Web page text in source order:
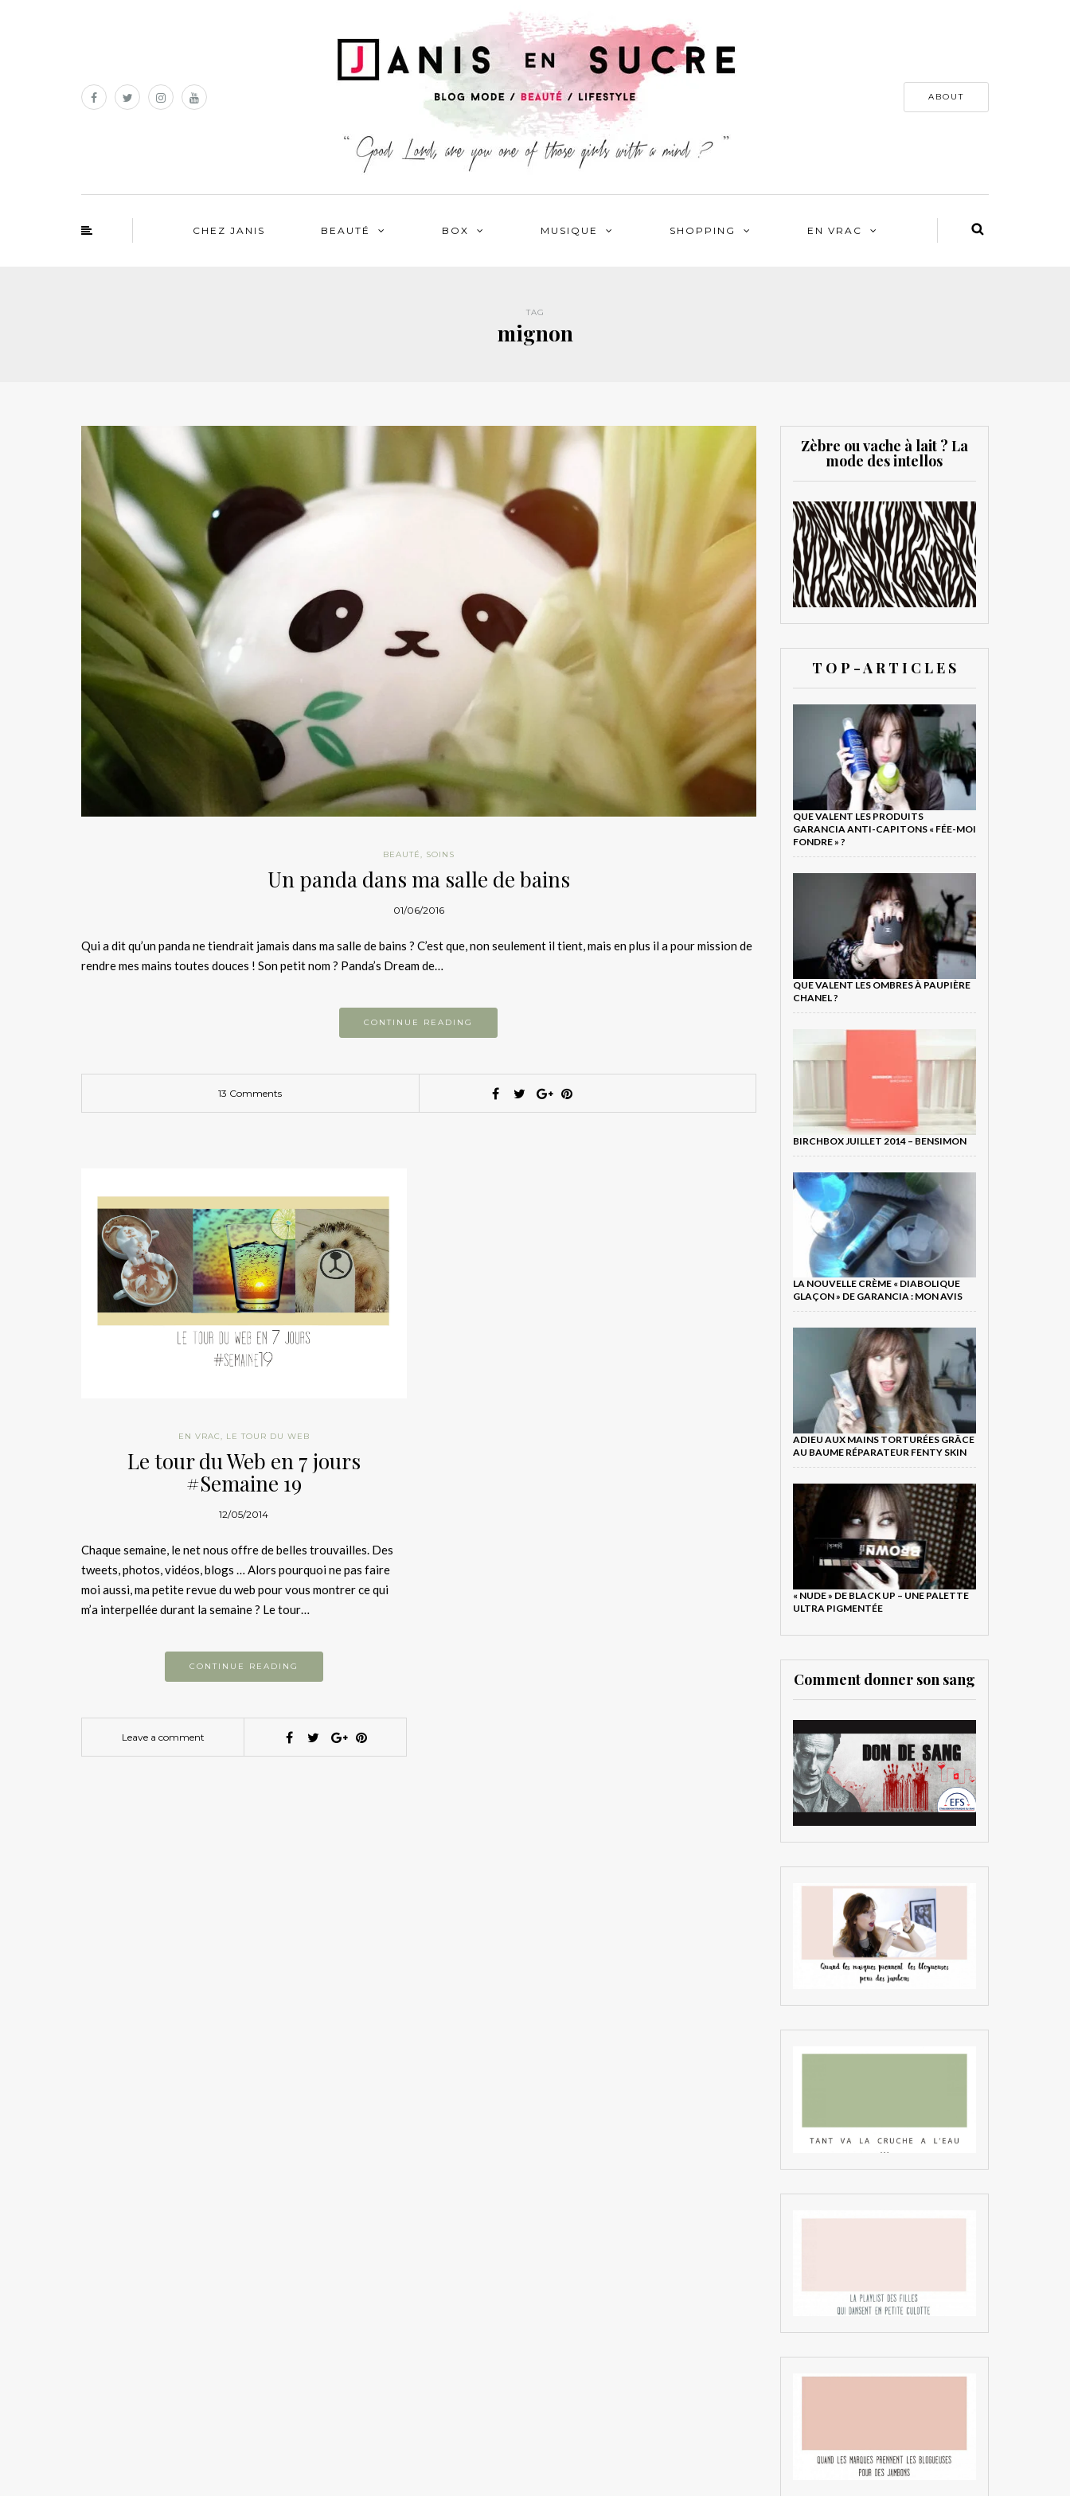
ABOUT
CHEZ JANIS BEAUTÉ BOX MUSIQUE SHOPPING EN VRAC
TAG
mignon
BEAUTÉ, SOINS
Un panda dans ma salle de bains
01/06/2016
Qui a dit qu’un panda ne tiendrait jamais dans ma salle de bains ? C’est que, non seulement il tient, mais en plus il a pour mission de
rendre mes mains toutes douces ! Son petit nom ? Panda’s Dream de…
CONTINUE READING
13 Comments
EN VRAC LE TOUR DU WEB
Le tour du Web en 7 jours
#Semaine 19
12/05/2014
Chaque semaine, le net nous offre de belles trouvailles. Des
tweets, photos, vidéos, blogs … Alors pourquoi ne pas faire
moi aussi, ma petite revue du web pour vous montrer ce qui
m’a interpellée durant la semaine ? Le tour…
CONTINUE READING
Leave a comment
Zèbre ou vache à lait ? La
mode des intellos
T O P - A R T I C L E S
QUE VALENT LES PRODUITS
GARANCIA ANTI-CAPITONS « FÉE-MOI
FONDRE » ?
QUE VALENT LES OMBRES À PAUPIÈRE
CHANEL ?
BIRCHBOX JUILLET 2014 – BENSIMON
LA NOUVELLE CRÈME « DIABOLIQUE
GLAÇON » DE GARANCIA : MON AVIS
ADIEU AUX MAINS TORTURÉES GRÂCE
AU BAUME RÉPARATEUR FENTY SKIN
« NUDE » DE BLACK UP – UNE PALETTE
ULTRA PIGMENTÉE
Comment donner son sang